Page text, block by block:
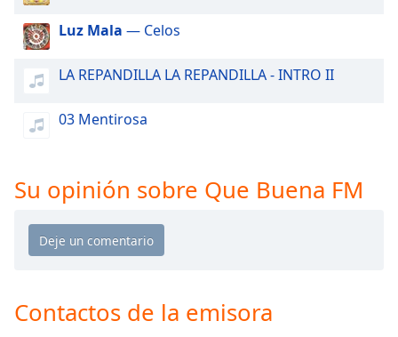
Escape
cancel
close
window.
Color
Opacity
Background
Color
Luz Mala — Celos
LA REPANDILLA LA REPANDILLA - INTRO II
03 Mentirosa
Su opinión sobre Que Buena FM
Contactos de la emisora